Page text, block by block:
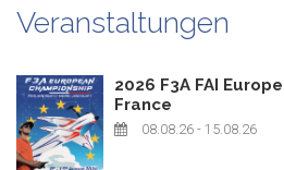
Veranstaltungen
2026 F3A FAI
France
08.08.26 - 15.08.26